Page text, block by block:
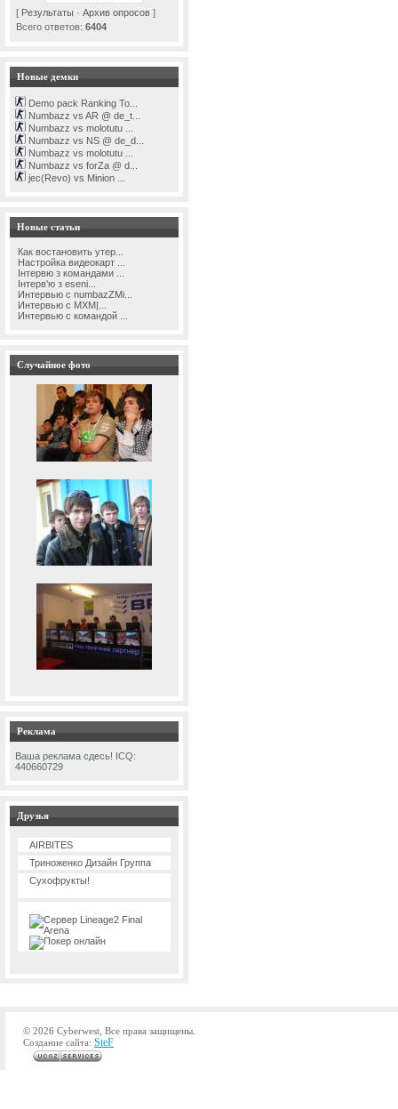
[ Результаты · Архив опросов ]
Всего ответов: 6404
Новые демки
Demo pack Ranking To...
Numbazz vs AR @ de_t...
Numbazz vs molotutu ...
Numbazz vs NS @ de_d...
Numbazz vs molotutu ...
Numbazz vs forZa @ d...
jec(Revo) vs Minion ...
Новые статьи
Как востановить утер...
Настройка видеокарт ...
Інтервю з командами ...
Інтерв'ю з eseni...
Интервью с numbazZMi...
Интервью с MXM|...
Интервью с командой ...
Случайное фото
Реклама
Ваша реклама сдесь! ICQ:
440660729
Друзья
AIRBITES
Триноженко Дизайн Группа
Сухофрукты!
© 2026 Cyberwest, Все права защищены.
Создание сайта: SteF